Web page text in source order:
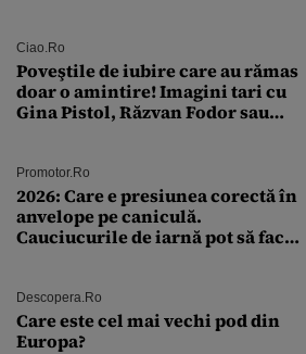
Ciao.ro
Poveştile de iubire care au rămas
doar o amintire! Imagini tari cu
Gina Pistol, Răzvan Fodor sau
Promotor.ro
2026: Care e presiunea corectă în
anvelope pe caniculă.
Cauciucurile de iarnă pot să facă
Descopera.ro
Care este cel mai vechi pod din
Europa?